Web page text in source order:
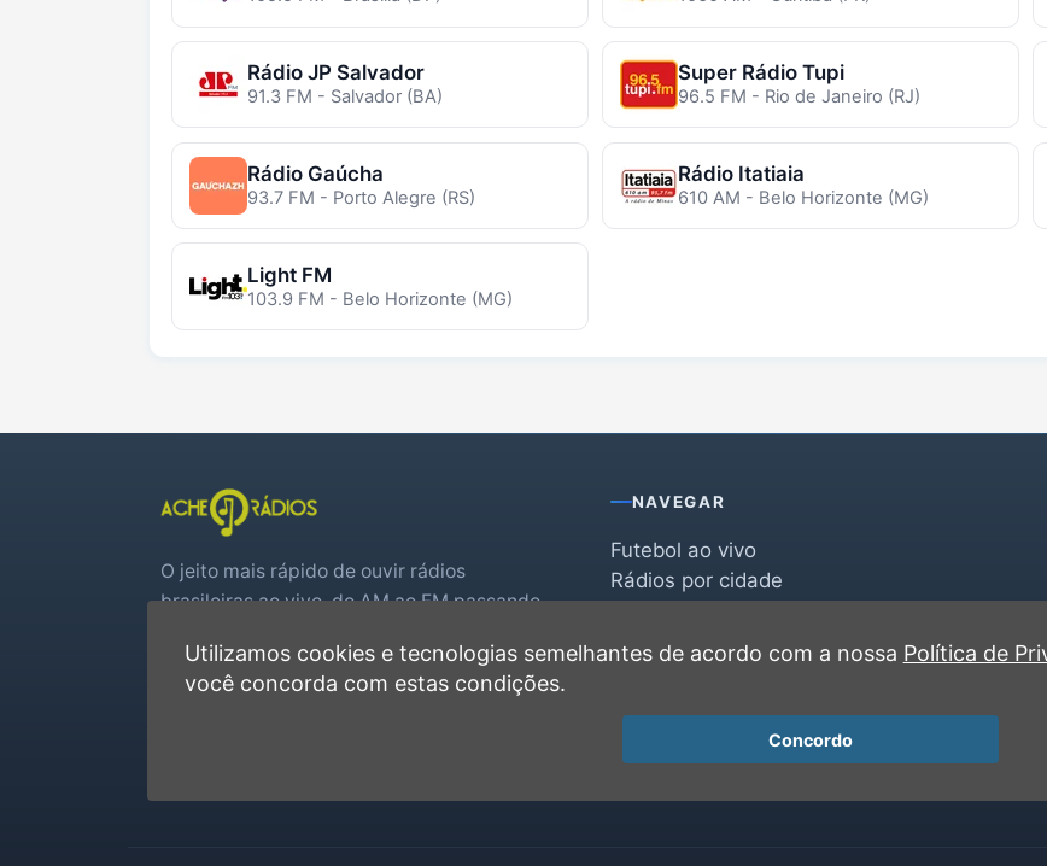
Rádio JP Salvador
91.3 FM - Salvador (BA)
Super Rádio Tupi
96.5 FM - Rio de Janeiro (RJ)
Rádio Gaúcha
93.7 FM - Porto Alegre (RS)
Rádio Itatiaia
610 AM - Belo Horizonte (MG)
Light FM
103.9 FM - Belo Horizonte (MG)
O jeito mais rápido de ouvir rádios
brasileiras ao vivo, do AM ao FM passando
real.
NAVEGAR
Futebol ao vivo
Rádios por cidade
Favoritas
Utilizamos cookies e tecnologias semelhantes de acordo com a nossa Política de
você concorda com estas condições.
Concordo